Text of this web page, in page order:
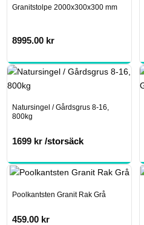
Granitstolpe 2000x300x300 mm
8995.00 kr
Natursingel / Gårdsgrus 8-16,
800kg
1699 kr /storsäck
Poolkantsten Granit Rak Grå
459.00 kr